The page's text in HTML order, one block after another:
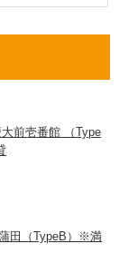
前壱番館 （Type
田（TypeB）※満